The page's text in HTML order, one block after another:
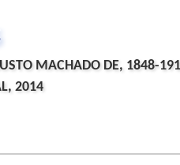
MACHADO DE, 1848-
2014